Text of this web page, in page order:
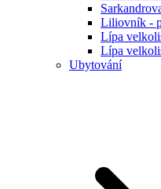
Liliovník -
Lípa
Lípa
Ubytování